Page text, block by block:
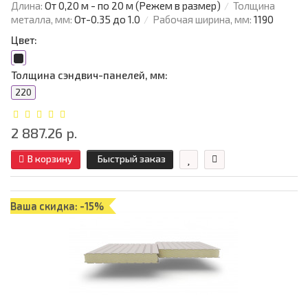
Длина: От 0,20 м - по 20 м (Режем в размер)
Толщина
металла, мм: От-0.35 до 1.0 Рабочая ширина, мм: 1190
Цвет:
Толщина сэндвич-панелей, мм:
220
2 887.26 р.
В корзину Быстрый заказ
Ваша скидка: -15%